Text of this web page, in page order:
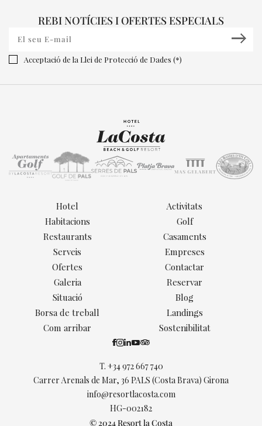
REBI NOTÍCIES I OFERTES ESPECIALS
Acceptació de la Llei de Protecció de Dades (*)
T. +34 972 667 740
Carrer Arenals de Mar, 36 PALS (Costa Brava) Girona
info@resortlacosta.com
HG-002182
Hotel
Habitacions
Restaurants
Serveis
Activitats
Golf
Casaments
Empreses
Ofertes
Galeria
Situació
Borsa de treball
Com arribar
Contactar
Reservar
Blog
Landings
Sostenibilitat
© 2024 Resort la Costa